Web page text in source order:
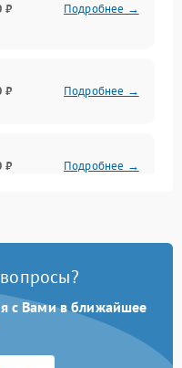
₽ Подробнее →
₽ Подробнее →
₽ Подробнее →
₽ Подробнее →
Подробнее →
с Вами в ближайшее